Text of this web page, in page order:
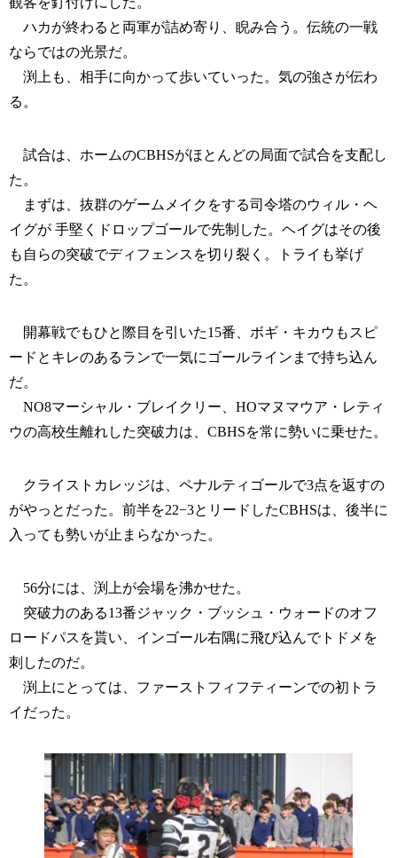
ハカが終わると両軍が詰め寄り、睨み合う。伝統の一戦
ならではの光景だ。
渕上も、相手に向かって歩いていった。気の強さが伝わ
る。
試合は、ホームのCBHSがほとんどの局面で試合を支配し
た。
まずは、抜群のゲームメイクをする司令塔のウィル・ヘ
イグが 手堅くドロップゴールで先制した。ヘイグはその後
も自らの突破でディフェンスを切り裂く。トライも挙げ
た。
開幕戦でもひと際目を引いた15番、ボギ・キカウもスピ
ードとキレのあるランで一気にゴールラインまで持ち込ん
だ。
NO8マーシャル・ブレイクリー、HOマヌマウア・レティ
ウの高校生離れした突破力は、CBHSを常に勢いに乗せた。
クライストカレッジは、ペナルティゴールで3点を返すの
がやっとだった。前半を22−3とリードしたCBHSは、後半に
入っても勢いが止まらなかった。
56分には、渕上が会場を沸かせた。
突破力のある13番ジャック・ブッシュ・ウォードのオフ
ロードパスを貰い、インゴール右隅に飛び込んでトドメを
刺したのだ。
渕上にとっては、ファーストフィフティーンでの初トラ
イだった。